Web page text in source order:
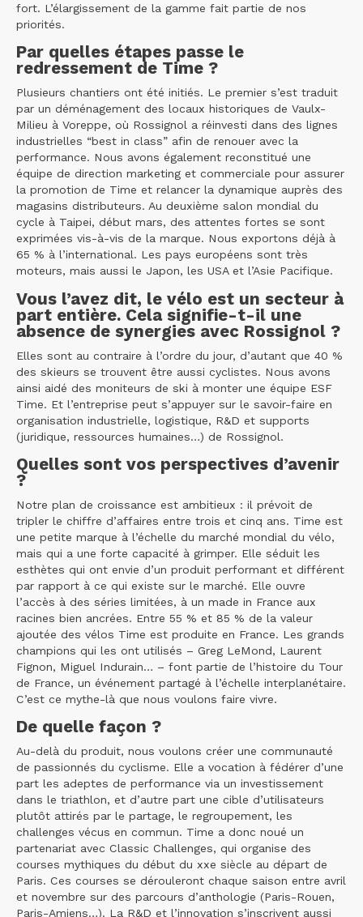
fort. L’élargissement de la gamme fait partie de nos
priorités.
Par quelles étapes passe le
redressement de Time ?
Plusieurs chantiers ont été initiés. Le premier s’est traduit
par un déménagement des locaux historiques de Vaulx-
Milieu à Voreppe, où Rossignol a réinvesti dans des lignes
industrielles “best in class” afin de renouer avec la
performance. Nous avons également reconstitué une
équipe de direction marketing et commerciale pour assurer
la promotion de Time et relancer la dynamique auprès des
magasins distributeurs. Au deuxième salon mondial du
cycle à Taipei, début mars, des attentes fortes se sont
exprimées vis-à-vis de la marque. Nous exportons déjà à
65 % à l’international. Les pays européens sont très
moteurs, mais aussi le Japon, les USA et l’Asie Pacifique.
Vous l’avez dit, le vélo est un secteur à
part entière. Cela signifie-t-il une
absence de synergies avec Rossignol ?
Elles sont au contraire à l’ordre du jour, d’autant que 40 %
des skieurs se trouvent être aussi cyclistes. Nous avons
ainsi aidé des moniteurs de ski à monter une équipe ESF
Time. Et l’entreprise peut s’appuyer sur le savoir-faire en
organisation industrielle, logistique, R&D et supports
(juridique, ressources humaines…) de Rossignol.
Quelles sont vos perspectives d’avenir
?
Notre plan de croissance est ambitieux : il prévoit de
tripler le chiffre d’affaires entre trois et cinq ans. Time est
une petite marque à l’échelle du marché mondial du vélo,
mais qui a une forte capacité à grimper. Elle séduit les
esthètes qui ont envie d’un produit performant et différent
par rapport à ce qui existe sur le marché. Elle ouvre
l’accès à des séries limitées, à un made in France aux
racines bien ancrées. Entre 55 % et 85 % de la valeur
ajoutée des vélos Time est produite en France. Les grands
champions qui les ont utilisés – Greg LeMond, Laurent
Fignon, Miguel Indurain… – font partie de l’histoire du Tour
de France, un événement partagé à l’échelle interplanétaire.
C’est ce mythe-là que nous voulons faire vivre.
De quelle façon ?
Au-delà du produit, nous voulons créer une communauté
de passionnés du cyclisme. Elle a vocation à fédérer d’une
part les adeptes de performance via un investissement
dans le triathlon, et d’autre part une cible d’utilisateurs
plutôt attirés par le partage, le regroupement, les
challenges vécus en commun. Time a donc noué un
partenariat avec Classic Challenges, qui organise des
courses mythiques du début du xxe siècle au départ de
Paris. Ces courses se dérouleront chaque saison entre avril
et novembre sur des parcours d’anthologie (Paris-Rouen,
Paris-Amiens…). La R&D et l’innovation s’inscrivent aussi